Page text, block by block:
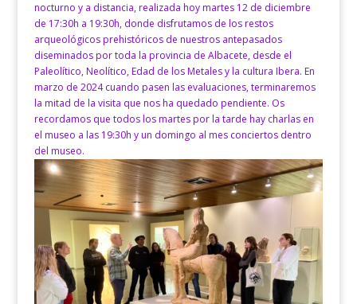
nocturno y a distancia, realizada hoy martes 12 de diciembre
de 17:30h a 19:30h, donde disfrutamos de los restos
arqueológicos prehistóricos de nuestros antepasados
diseminados por toda la provincia de Albacete, desde el
Paleolítico, Neolítico, Edad de los Metales y la cultura Ibera. En
marzo de 2024 cuando pasen las evaluaciones, terminaremos
la mitad de la visita que nos ha quedado pendiente. Os
recordamos que todos los martes por la tarde hay charlas en
el museo a las 19:30h y un domingo al mes conciertos dentro
del museo.